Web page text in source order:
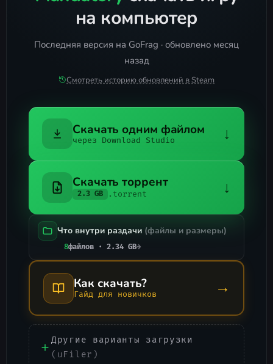
на компьютер
Последняя версия на GoFrag · обновлено месяц
назад
Смотреть историю обновлений в Steam
Скачать одним файлом
через Download Studio ↓
Скачать торрент
2.3 GB .torrent ↓
Что внутри раздачи (файлы и размеры)
8файлов · 2.34 GB→
Как скачать?
Гайд для новичков →
Другие варианты загрузки
(uFiler)